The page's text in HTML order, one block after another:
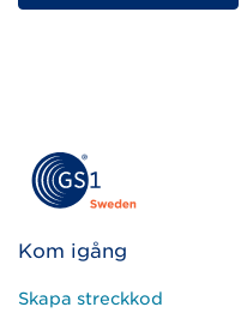
Kom igång
Skapa streckkod